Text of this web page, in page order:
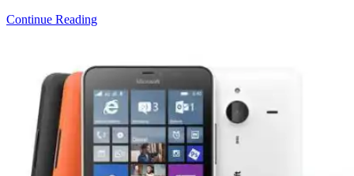
Continue Reading